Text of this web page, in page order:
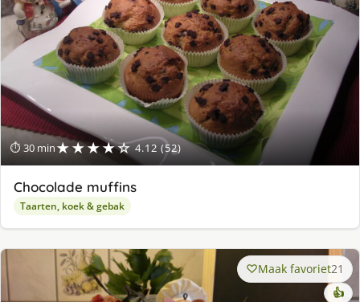
⏱ 30 min★★★★☆ 4.12 (52)
Chocolade muffins
Taarten, koek & gebak
Maak favoriet21
👍